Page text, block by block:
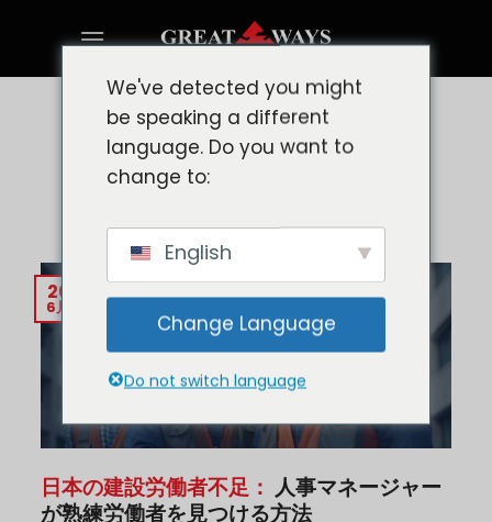
ブログ
労働危機の時代に日本で熟練し
た建設労働者を雇う方法
20
6月
日本の建設労働者不足： 人事マネージャー
が熟練労働者を見つける方法
We've detected you might
be speaking a different
language. Do you want to
change to:
English
Change Language
Do not switch language